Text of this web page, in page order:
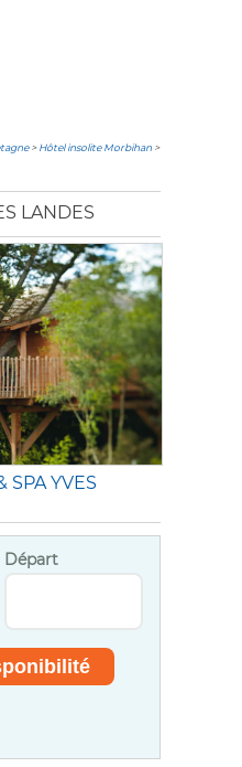
>Hôtel insolite Morbihan >
LANDES
SPA YVES
Départ